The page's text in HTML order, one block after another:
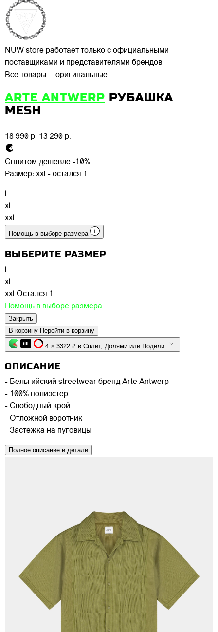
NUW store работает только с официальными
поставщиками и представителями брендов.
Все товары — оригинальные.
ARTE ANTWERP РУБАШКА
MESH
18 990 р. 13 290 р.
Сплитом дешевле -10%
Размер: xxl - остался 1
xl
xxl
Помощь в выборе размера
ВЫБЕРИТЕ РАЗМЕР
xl
xxl Остался 1
Помощь в выборе размера
Закрыть
В корзину Перейти в корзину
4 × 3322 ₽ в Сплит, Долями или Подели
ОПИСАНИЕ
- Бельгийский streetwear бренд Arte Antwerp
- 100% полиэстер
- Свободный крой
- Отложной воротник
- Застежка на пуговицы
Полное описание и детали